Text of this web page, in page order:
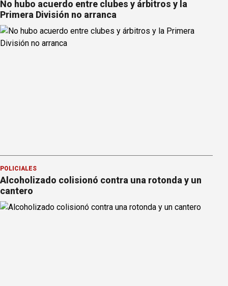
No hubo acuerdo entre clubes y árbitros y la
Primera División no arranca
POLICIALES
Alcoholizado colisionó contra una rotonda y un
cantero